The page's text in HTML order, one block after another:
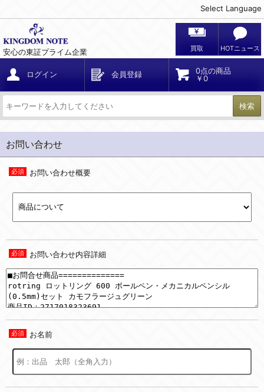
Select Language
安心の東証プライム企業 買取 HOTニュース
ログイン 会員登録
0点の商品
￥0
検索
お問い合わせ
お問い合わせ概要
お問い合わせ内容詳細
お名前